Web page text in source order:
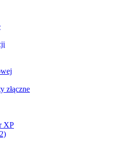
złączne
XP